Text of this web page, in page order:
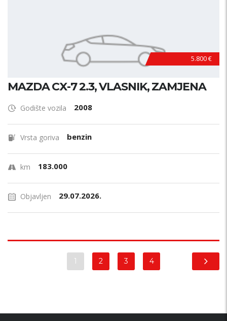
5.800 €
MAZDA CX-7 2.3, VLASNIK, ZAMJENA
Godište vozila 2008
Vrsta goriva benzin
km 183.000
Objavljen 29.07.2026.
1 2 3 4